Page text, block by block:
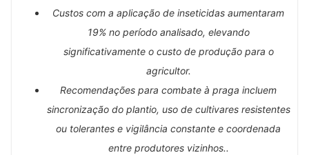
Custos com a aplicação de inseticidas aumentaram
19% no período analisado, elevando
significativamente o custo de produção para o
agricultor.
Recomendações para combate à praga incluem
sincronização do plantio, uso de cultivares resistentes
ou tolerantes e vigilância constante e coordenada
entre produtores vizinhos..